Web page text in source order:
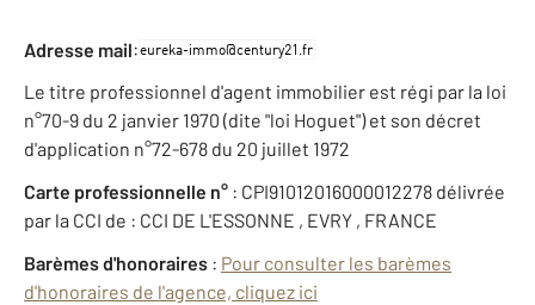
Adresse mail:
Le titre professionnel d'agent immobilier est régi par la loi
n°70-9 du 2 janvier 1970 (dite "loi Hoguet") et son décret
d'application n°72-678 du 20 juillet 1972
Carte professionnelle n° : CPI91012016000012278 délivrée
par la CCI de : CCI DE L'ESSONNE , EVRY , FRANCE
Barèmes d'honoraires : Pour consulter les barèmes
d'honoraires de l'agence, cliquez ici